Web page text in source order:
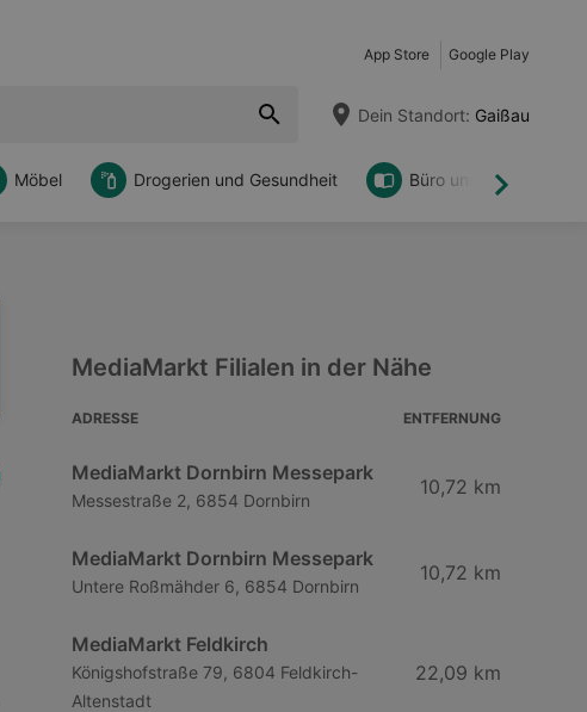
App Store Google Play
Dein Standort: Gaißau
Weiter
Möbel Drogerien und Gesundheit Büro und DIY
MediaMarkt Filialen in der Nähe
ADRESSE ENTFERNUNG
MediaMarkt Dornbirn Messepark
Messestraße 2, 6854 Dornbirn
10,72 km
MediaMarkt Dornbirn Messepark
Untere Roßmähder 6, 6854 Dornbirn
10,72 km
MediaMarkt Feldkirch
Königshofstraße 79, 6804 Feldkirch-
Altenstadt
22,09 km